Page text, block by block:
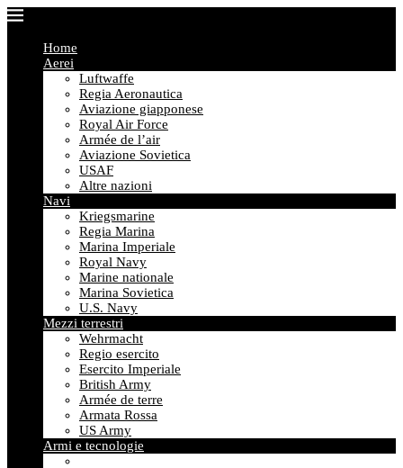
Home
Aerei
Luftwaffe
Regia Aeronautica
Aviazione giapponese
Royal Air Force
Armée de l’air
Aviazione Sovietica
USAF
Altre nazioni
Navi
Kriegsmarine
Regia Marina
Marina Imperiale
Royal Navy
Marine nationale
Marina Sovietica
U.S. Navy
Mezzi terrestri
Wehrmacht
Regio esercito
Esercito Imperiale
British Army
Armée de terre
Armata Rossa
US Army
Armi e tecnologie